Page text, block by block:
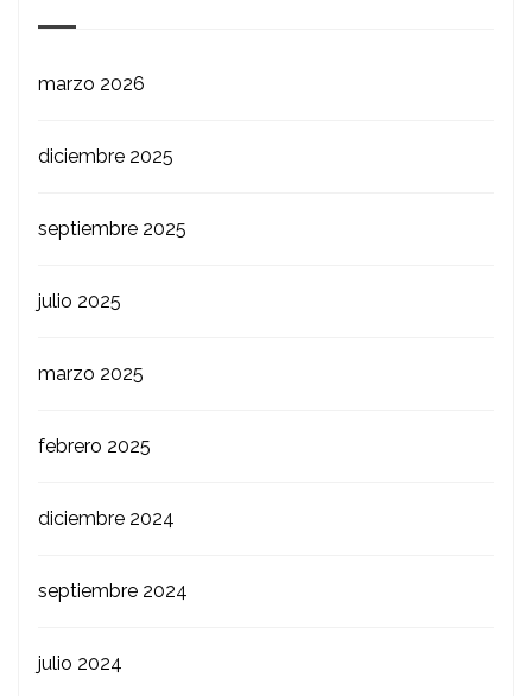
marzo 2026
diciembre 2025
septiembre 2025
julio 2025
marzo 2025
febrero 2025
diciembre 2024
septiembre 2024
julio 2024